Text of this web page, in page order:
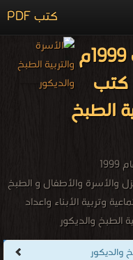
كتب PDF
اصدارات كتب 1999م
كتب
الطبخ
والأسرة والأطفال و الطبخ
وتربية الأبناء واعداد
الطبخ والديكور
والديكور